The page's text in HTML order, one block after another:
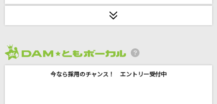
Nighthawks
今なら採用のチャンス！ エントリー受付中